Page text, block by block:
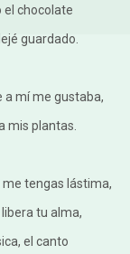
el chocolate
guardado.
a mí me gustaba,
mis plantas.
tengas lástima,
tu alma,
el canto